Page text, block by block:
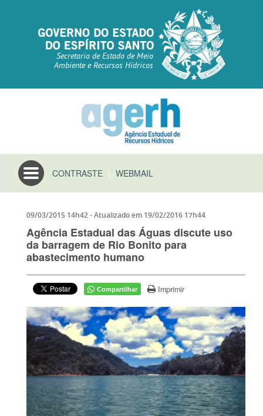
Secretaria de Estado de Meio
Ambiente e Recursos Hídricos
Toggle
navigation
CONTRASTE | WEBMAIL
09/03/2015 14h42- Atualizado em 19/02/2016 17h44
Agência Estadual das Águas discute uso
da barragem de Rio Bonito para
abastecimento humano
Compartilhar Imprimir